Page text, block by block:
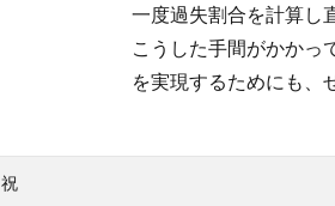
一度過失割合を計算し
こうした手間がかかっ
を実現するためにも、
祝